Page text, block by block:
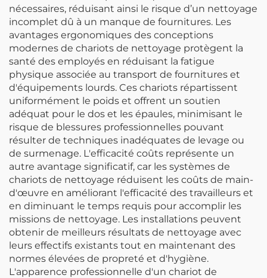
nécessaires, réduisant ainsi le risque d’un nettoyage
incomplet dû à un manque de fournitures. Les
avantages ergonomiques des conceptions
modernes de chariots de nettoyage protègent la
santé des employés en réduisant la fatigue
physique associée au transport de fournitures et
d'équipements lourds. Ces chariots répartissent
uniformément le poids et offrent un soutien
adéquat pour le dos et les épaules, minimisant le
risque de blessures professionnelles pouvant
résulter de techniques inadéquates de levage ou
de surmenage. L'efficacité coûts représente un
autre avantage significatif, car les systèmes de
chariots de nettoyage réduisent les coûts de main-
d'œuvre en améliorant l'efficacité des travailleurs et
en diminuant le temps requis pour accomplir les
missions de nettoyage. Les installations peuvent
obtenir de meilleurs résultats de nettoyage avec
leurs effectifs existants tout en maintenant des
normes élevées de propreté et d'hygiène.
L'apparence professionnelle d'un chariot de